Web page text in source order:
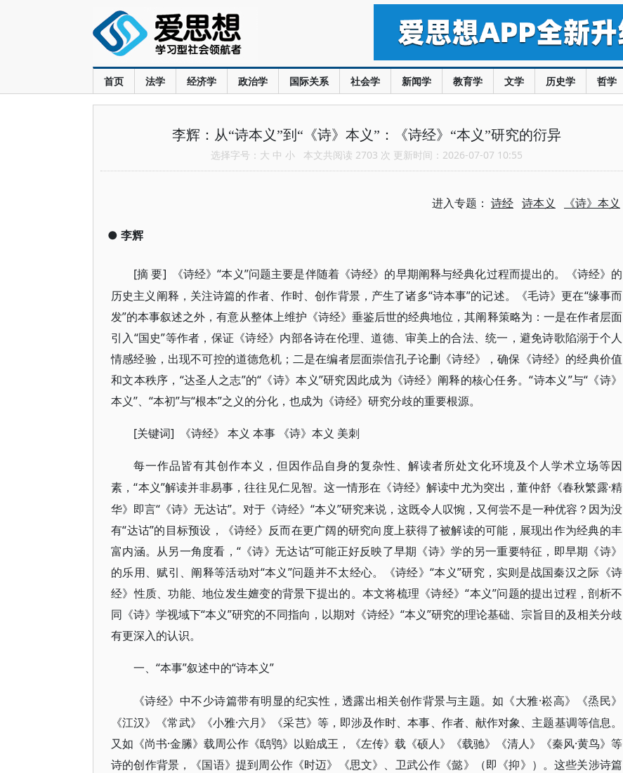
首页 法学 经济学 政治学 国际关系 社会学 新闻学 教育学 文学 历史学 哲学
李辉：从“诗本义”到“《诗》本义”：《诗经》“本义”研究的衍异
选择字号： 大 中 小 本文共阅读 2703 次 更新时间：2026-07-07 10:55
进入专题： 诗经 诗本义 《诗》本义
● 李辉
[摘 要] 《诗经》“本义”问题主要是伴随着《诗经》的早期阐释与经典化过程而提出的。《诗经》的
历史主义阐释，关注诗篇的作者、作时、创作背景，产生了诸多“诗本事”的记述。《毛诗》更在“缘事而
发”的本事叙述之外，有意从整体上维护《诗经》垂鉴后世的经典地位，其阐释策略为：一是在作者层面
引入“国史”等作者，保证《诗经》内部各诗在伦理、道德、审美上的合法、统一，避免诗歌陷溺于个人
情感经验，出现不可控的道德危机；二是在编者层面崇信孔子论删《诗经》，确保《诗经》的经典价值
和文本秩序，“达圣人之志”的“《诗》本义”研究因此成为《诗经》阐释的核心任务。“诗本义”与“《诗》
本义”、“本初”与“根本”之义的分化，也成为《诗经》研究分歧的重要根源。
[关键词] 《诗经》 本义 本事 《诗》本义 美刺
每一作品皆有其创作本义，但因作品自身的复杂性、解读者所处文化环境及个人学术立场等因
素，“本义”解读并非易事，往往见仁见智。这一情形在《诗经》解读中尤为突出，董仲舒《春秋繁露·精
华》即言“《诗》无达诂”。对于《诗经》“本义”研究来说，这既令人叹惋，又何尝不是一种优容？因为没
有“达诂”的目标预设，《诗经》反而在更广阔的研究向度上获得了被解读的可能，展现出作为经典的丰
富内涵。从另一角度看，“《诗》无达诂”可能正好反映了早期《诗》学的另一重要特征，即早期《诗》
的乐用、赋引、阐释等活动对“本义”问题并不太经心。《诗经》“本义”研究，实则是战国秦汉之际《诗
经》性质、功能、地位发生嬗变的背景下提出的。本文将梳理《诗经》“本义”问题的提出过程，剖析不
同《诗》学视域下“本义”研究的不同指向，以期对《诗经》“本义”研究的理论基础、宗旨目的及相关分歧
有更深入的认识。
一、 “本事”叙述中的“诗本义”
《诗经》中不少诗篇带有明显的纪实性，透露出相关创作背景与主题。如《大雅·崧高》《烝民》
《江汉》《常武》《小雅·六月》《采芑》等，即涉及作时、本事、作者、献作对象、主题基调等信息。
又如《尚书·金縢》载周公作《鸱鸮》以贻成王，《左传》载《硕人》《载驰》《清人》《秦风·黄鸟》等
诗的创作背景，《国语》提到周公作《时迈》《思文》、卫武公作《懿》（即《抑》）。这些关涉诗篇